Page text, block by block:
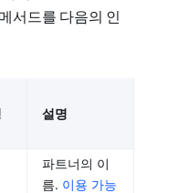
메서드를 다음의 인
설명
파트너의 이
름. 이용 가능